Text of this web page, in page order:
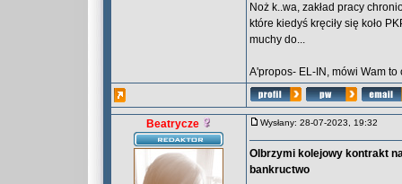
Noż k..wa, zakład pracy
które kiedyś kręciły się koło
muchy do...
A'propos- EL-IN, mówi Wam
Beatrycze Wysłany: 28-07-2023, 19:32
Olbrzymi kolejowy kontrakt
bankructwo